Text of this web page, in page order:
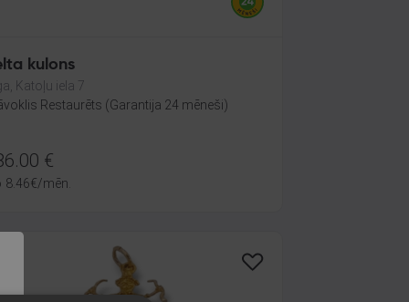
kulons
Katoļu iela 7
Restaurēts (Garantija 24 mēneši)
€
8.46€/mēn.